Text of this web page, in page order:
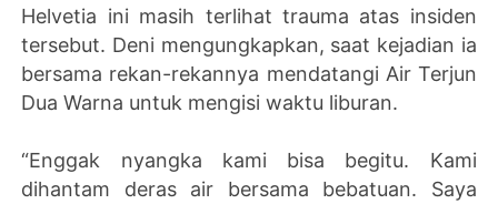
Helvetia ini masih terlihat trauma atas insiden
tersebut. Deni mengungkapkan, saat kejadian ia
bersama rekan-rekannya mendatangi Air Terjun
Dua Warna untuk mengisi waktu liburan.
“Enggak nyangka kami bisa begitu. Kami
dihantam deras air bersama bebatuan. Saya